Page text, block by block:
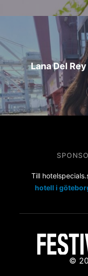
Lana Del
Till
hotell i
©